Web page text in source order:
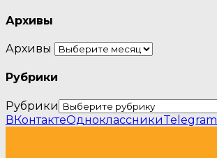
Архивы
Архивы
Рубрики
Рубрики
ВКонтактеОдноклассникиTelegram